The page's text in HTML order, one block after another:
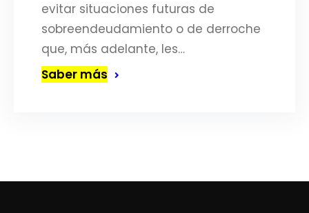
evitar situaciones futuras de
sobreendeudamiento o de derroche
que, más adelante, les…
Saber más